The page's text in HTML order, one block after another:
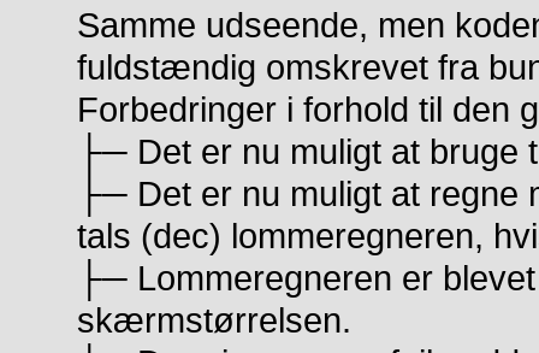
Samme udseende, men
fuldstændig omskrevet fra
Forbedringer i forhold til den
├─ Det er nu muligt at bruge
├─ Det er nu muligt at regne
tals (dec) lommeregneren,
├─ Lommeregneren er
skærmstørrelsen.